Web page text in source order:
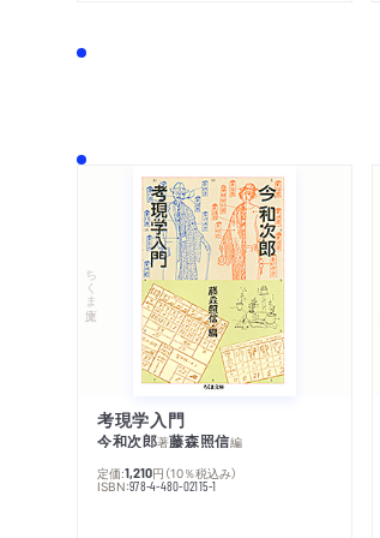
ちくま文庫
考現学入門
今和次郎著藤森照信編
定価:1,210円 （10％税込み）
ISBN:978-4-480-02115-1